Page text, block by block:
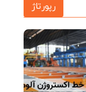
رپورتاژ